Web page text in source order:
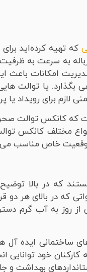
که تهیه کرده‌اید
به سرعت به
امکانات باعث
بگذارد. یا
برای رویداد یا
که کانکس توالت
مختلف کانکس
موقعیت خاص مناسب
که در بالا
و مهمتر از همه، یک آبگرمکن 3
از روز به آب گرم
ایده آل
کارکنان خود
بهداشت و